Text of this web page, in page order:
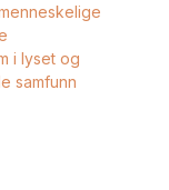
i lyset og
samfunn